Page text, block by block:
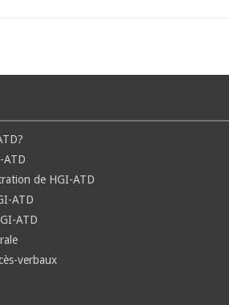
ATD
de HGI-ATD
ATD
ATD
verbaux